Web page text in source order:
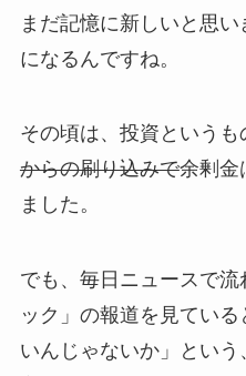
まだ記憶に新しいと思
になるんですね。
その頃は、投資というも
からの刷り込みで余剰金
ました。
でも、毎日ニュースで
ック」の報道を見てい
いんじゃないか」とい